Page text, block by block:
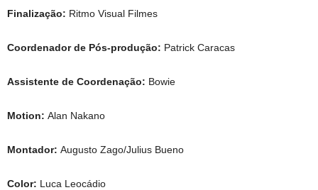
Finalização: Ritmo Visual Filmes
Coordenador de Pós-produção: Patrick Caracas
Assistente de Coordenação: Bowie
Motion: Alan Nakano
Montador: Augusto Zago/Julius Bueno
Color: Luca Leocádio